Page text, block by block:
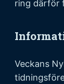
ring därför
Veckans